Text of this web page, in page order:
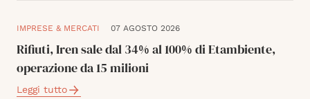
IMPRESE & MERCATI 07 AGOSTO 2026
Rifiuti, Iren sale dal 34% al 100% di Etambiente,
operazione da 15 milioni
Leggi tutto